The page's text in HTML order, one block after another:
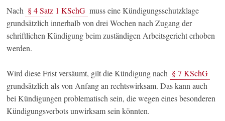
Nach § 4 Satz 1 KSchG muss eine Kündigungsschutzklage
grundsätzlich innerhalb von drei Wochen nach Zugang der
schriftlichen Kündigung beim zuständigen Arbeitsgericht erhoben
werden.
Wird diese Frist versäumt, gilt die Kündigung nach § 7 KSchG
grundsätzlich als von Anfang an rechtswirksam. Das kann auch
bei Kündigungen problematisch sein, die wegen eines besonderen
Kündigungsverbots unwirksam sein könnten.